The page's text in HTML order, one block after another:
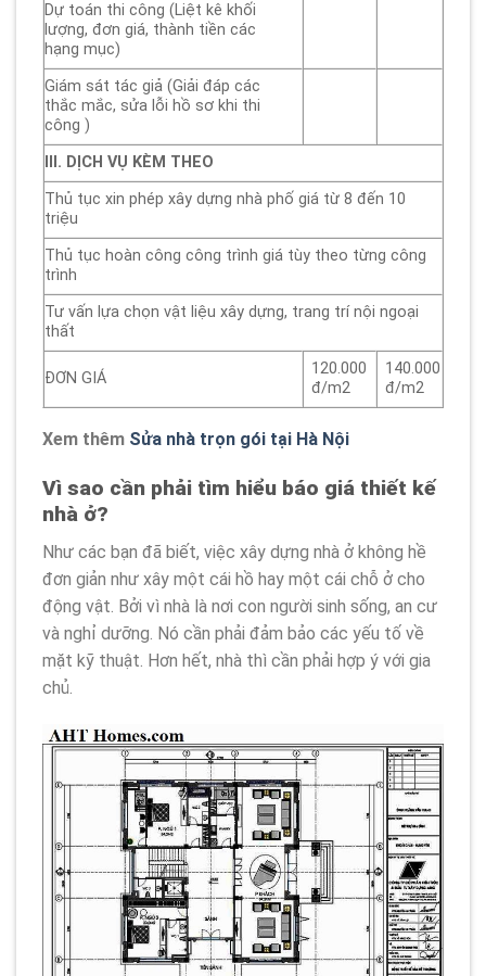
Dự toán thi công (Liệt kê khối
lượng, đơn giá, thành tiền các
hạng mục)
Giám sát tác giả (Giải đáp các
thắc mắc, sửa lỗi hồ sơ khi thi
công )
III. DỊCH VỤ KÈM THEO
Thủ tục xin phép xây dựng nhà phố giá từ 8 đến 10
triệu
Thủ tục hoàn công công trình giá tùy theo từng công
trình
Tư vấn lựa chọn vật liệu xây dựng, trang trí nội ngoại
thất
ĐƠN GIÁ
120.000
đ/m2
140.000
đ/m2
Xem thêm Sửa nhà trọn gói tại Hà Nội
Vì sao cần phải tìm hiểu báo giá thiết kế
nhà ở?
Như các bạn đã biết, việc xây dựng nhà ở không hề
đơn giản như xây một cái hồ hay một cái chỗ ở cho
động vật. Bởi vì nhà là nơi con người sinh sống, an cư
và nghỉ dưỡng. Nó cần phải đảm bảo các yếu tố về
mặt kỹ thuật. Hơn hết, nhà thì cần phải hợp ý với gia
chủ.